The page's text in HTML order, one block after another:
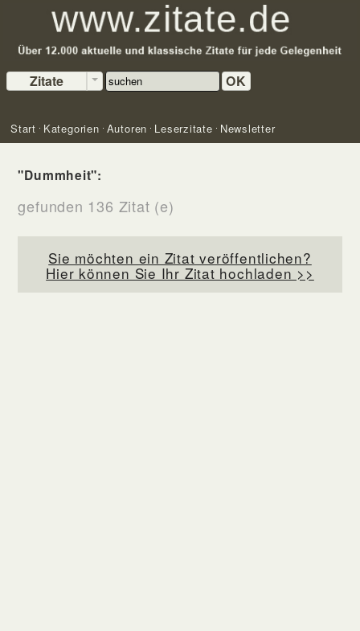
Zitate OK
Start Kategorien Autoren Leserzitate Newsletter
"Dummheit":
gefunden 136 Zitat (e)
Sie möchten ein Zitat veröffentlichen?
Hier können Sie Ihr Zitat hochladen >>